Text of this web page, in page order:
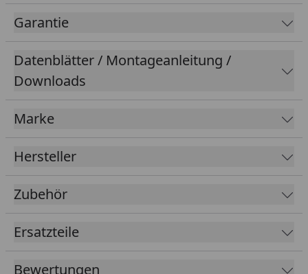
Garantie
Datenblätter / Montageanleitung /
Downloads
Marke
Hersteller
Zubehör
Ersatzteile
Bewertungen